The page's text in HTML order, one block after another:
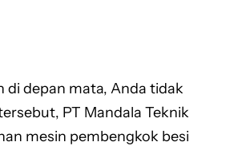
di depan mata, Anda tidak
PT Mandala Teknik
mesin pembengkok besi